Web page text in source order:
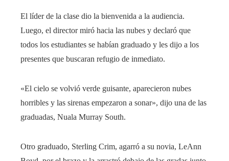
El líder de la clase dio la bienvenida a la audiencia.
Luego, el director miró hacia las nubes y declaró que
todos los estudiantes se habían graduado y les dijo a los
presentes que buscaran refugio de inmediato.
«El cielo se volvió verde guisante, aparecieron nubes
horribles y las sirenas empezaron a sonar», dijo una de las
graduadas, Nuala Murray South.
Otro graduado, Sterling Crim, agarró a su novia, LeAnn